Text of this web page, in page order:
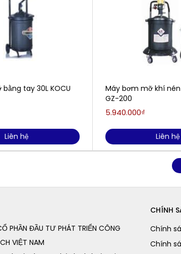
tay 30L KOCU
Liên hệ
Máy bơm mỡ khí nén
GZ-200
5.940.000₫
Liên hệ
PHẦN ĐẦU TƯ PHÁT TRIỂN CÔNG
VIỆT NAM
CHÍNH
Chính
Chính